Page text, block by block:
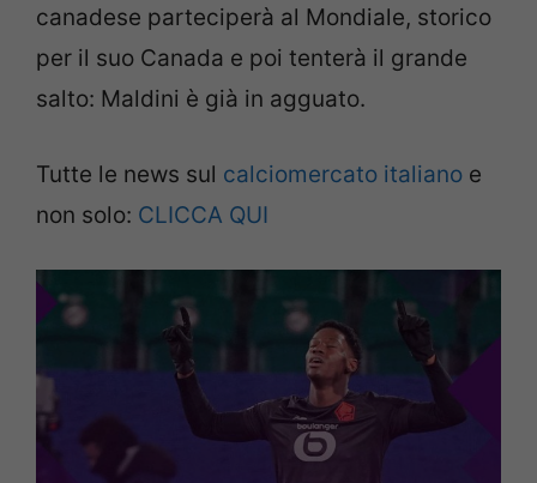
canadese parteciperà al Mondiale, storico
per il suo Canada e poi tenterà il grande
salto: Maldini è già in agguato.
Tutte le news sul calciomercato italiano e
non solo: CLICCA QUI